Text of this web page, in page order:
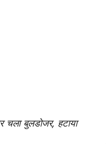
चला बुलडोजर, हटाया